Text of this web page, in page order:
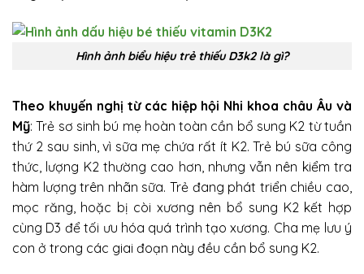
Hình ảnh biểu hiệu trẻ thiếu D3k2 là gì?
Theo khuyến nghị từ các hiệp hội Nhi khoa châu Âu và
Mỹ: Trẻ sơ sinh bú mẹ hoàn toàn cần bổ sung K2 từ tuần
thứ 2 sau sinh, vì sữa mẹ chứa rất ít K2. Trẻ bú sữa công
thức, lượng K2 thường cao hơn, nhưng vẫn nên kiểm tra
hàm lượng trên nhãn sữa. Trẻ đang phát triển chiều cao,
mọc răng, hoặc bị còi xương nên bổ sung K2 kết hợp
cùng D3 để tối ưu hóa quá trình tạo xương. Cha mẹ lưu ý
con ở trong các giai đoạn này đều cần bổ sung K2.